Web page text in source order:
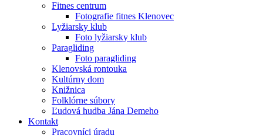
Fitnes centrum
Fotografie fitnes Klenovec
Lyžiarsky klub
Foto lyžiarsky klub
Paragliding
Foto paragliding
Klenovská rontouka
Kultúrny dom
Knižnica
Folklórne súbory
Ľudová hudba Jána Demeho
Kontakt
Pracovníci úradu